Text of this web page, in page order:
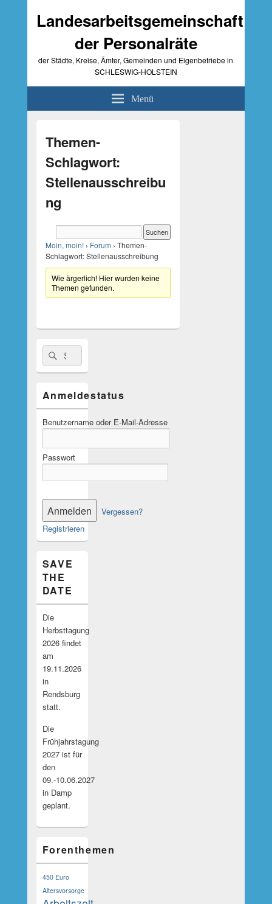
Landesarbeitsgemeinschaft
der Personalräte
der Städte, Kreise, Ämter, Gemeinden und Eigenbetriebe in
SCHLESWIG-HOLSTEIN
Menü
Themen-
Schlagwort:
Stellenausschreibu
ng
Moin, moin! › Forum › Themen-
Schlagwort: Stellenausschreibung
Wie ärgerlich! Hier wurden keine
Themen gefunden.
Seitenleisten-
Widgetbereich
Suche
nach:
Suchen
Anmeldestatus
Benutzername oder E-Mail-Adresse
Passwort
Vergessen?
Registrieren
SAVE
THE
DATE
Die
Herbsttagung
2026 findet
am
19.11.2026
in
Rendsburg
statt.
Die
Frühjahrstagung
2027 ist für
den
09.-10.06.2027
in Damp
geplant.
Forenthemen
450 Euro
Altersvorsorge